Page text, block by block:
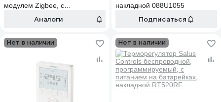
модулем Zigbee, с
подключения датчика пола
Аналоги
накладной 088U1055
Подписаться
Нет в наличии Нет в наличии